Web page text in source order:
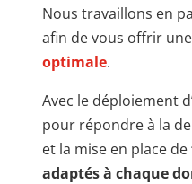
Nous travaillons en
afin de vous offrir
optimale.
Avec le déploiement
pour répondre à la
et la mise en place de
adaptés à chaque